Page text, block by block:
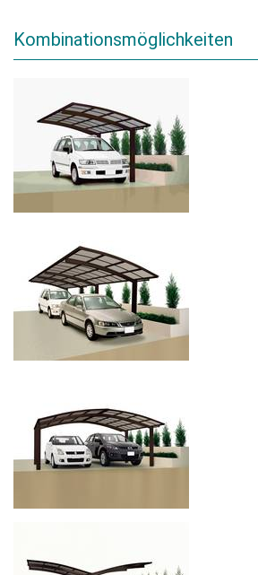
Kombinationsmöglichkeiten